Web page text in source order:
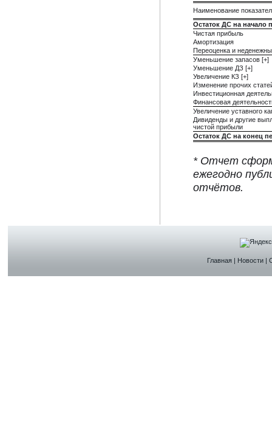
Наименование
Остаток ДС на начало
Чистая прибыль
Амортизация
Переоценка и
Уменьшение запасов [+]
Уменьшение ДЗ [+]
Увеличение КЗ [+]
Изменение прочих
Инвестиционная
Финансовая
Увеличение уставного
Дивиденды и другие
чистой прибыли
Остаток ДС на конец
* Отчет
ежегодно
отчётов.
Главная| Новости|